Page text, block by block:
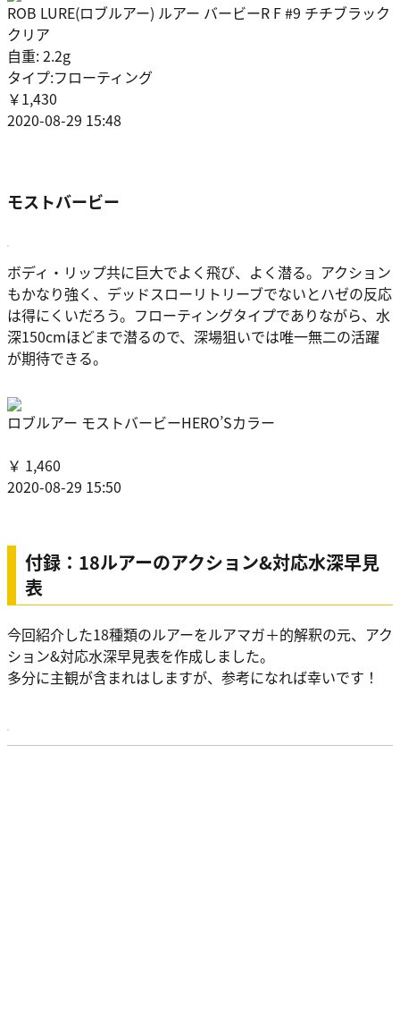
ROB LURE(ロブルアー) ルアー バービーR F #9 チチブラック
クリア
自重: 2.2g
タイプ:フローティング
￥1,430
2020-08-29 15:48
モストバービー
ボディ・リップ共に巨大でよく飛び、よく潜る。アクション
もかなり強く、デッドスローリトリーブでないとハゼの反応
は得にくいだろう。フローティングタイプでありながら、水
深150cmほどまで潜るので、深場狙いでは唯一無二の活躍
が期待できる。
ロブルアー モストバービーHERO’Sカラー
￥ 1,460
2020-08-29 15:50
付録：18ルアーのアクション&対応水深早見
表
今回紹介した18種類のルアーをルアマガ＋的解釈の元、アク
ション&対応水深早見表を作成しました。
多分に主観が含まれはしますが、参考になれば幸いです！